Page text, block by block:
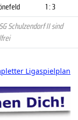
1 : 3
Schulzendorf II sind
Ligaspielplan